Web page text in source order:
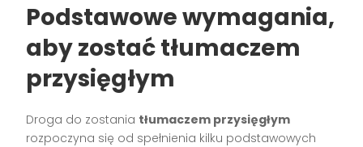
Podstawowe wymagania,
aby zostać tłumaczem
przysięgłym
Droga do zostania tłumaczem przysięgłym
rozpoczyna się od spełnienia kilku podstawowych